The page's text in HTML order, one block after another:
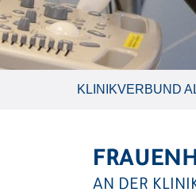
KLINIKVERBUND
AN DER